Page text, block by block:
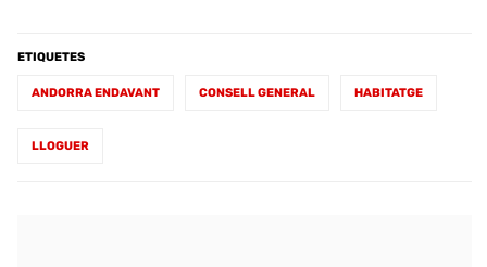
ETIQUETES
ANDORRA ENDAVANT CONSELL GENERAL HABITATGE
LLOGUER